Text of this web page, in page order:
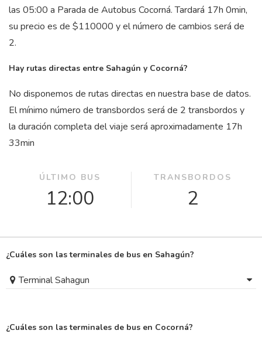
las 05:00 a Parada de Autobus Cocorná. Tardará 17h 0min,
su precio es de $110000 y el número de cambios será de
2.
Hay rutas directas entre Sahagún y Cocorná?
No disponemos de rutas directas en nuestra base de datos.
El mínimo número de transbordos será de 2 transbordos y
la duración completa del viaje será aproximadamente 17h
33min
ÚLTIMO BUS
12:00
TRANSBORDOS
2
¿Cuáles son las terminales de bus en Sahagún?
Terminal Sahagun
¿Cuáles son las terminales de bus en Cocorná?